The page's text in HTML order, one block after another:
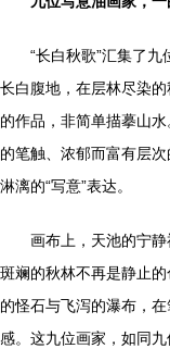
“长白秋歌”汇集了
长白腹地，在层林尽染
的作品，非简单描摹山
的笔触、浓郁而富有层
淋漓的“写意”表达。
画布上，天池的宁
斑斓的秋林不再是静止
的怪石与飞泻的瀑布，
感。这九位画家，如同